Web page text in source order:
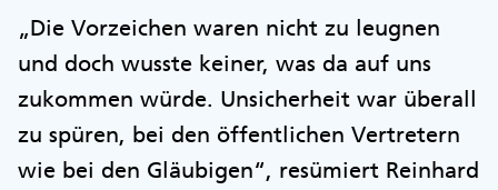
„Die Vorzeichen waren nicht zu leugnen
und doch wusste keiner, was da auf uns
zukommen würde. Unsicherheit war überall
zu spüren, bei den öffentlichen Vertretern
wie bei den Gläubigen“, resümiert Reinhard